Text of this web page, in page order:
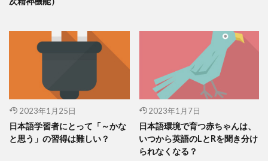
2023年1月25日
日本語学習者にとって「～かな
と思う」の習得は難しい？
2023年1月7日
日本語環境で育つ赤ちゃんは、
いつから英語のLとRを聞き分け
られなくなる？